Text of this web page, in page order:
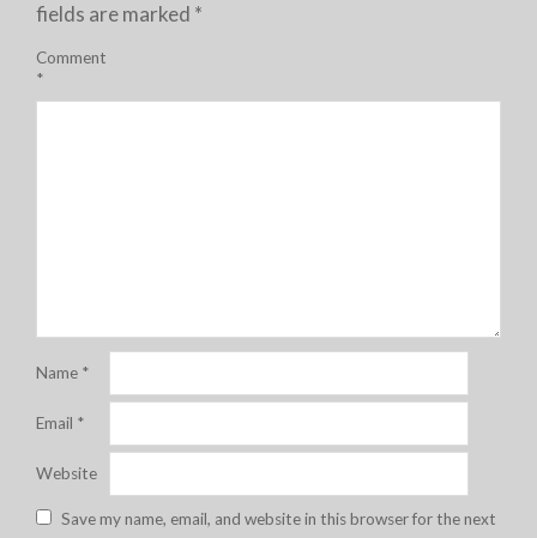
fields are marked *
Comment
*
Name *
Email *
Website
Save my name, email, and website in this browser for the next